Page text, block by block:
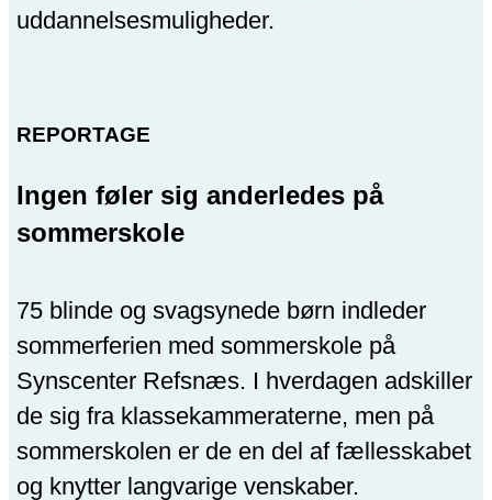
uddannelsesmuligheder.
REPORTAGE
Ingen føler sig anderledes på
sommerskole
75 blinde og svagsynede børn indleder
sommerferien med sommerskole på
Synscenter Refsnæs. I hverdagen adskiller
de sig fra klassekammeraterne, men på
sommerskolen er de en del af fællesskabet
og knytter langvarige venskaber.